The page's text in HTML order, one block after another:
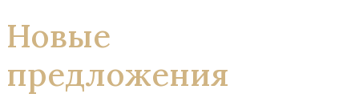
Новые
предложения